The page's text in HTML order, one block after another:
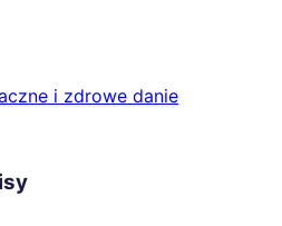
i zdrowe danie